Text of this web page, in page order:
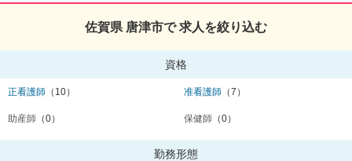
佐賀県 唐津市で 求人を絞り込む
資格
正看護師 （10） 准看護師 （7）
助産師 （0） 保健師 （0）
勤務形態